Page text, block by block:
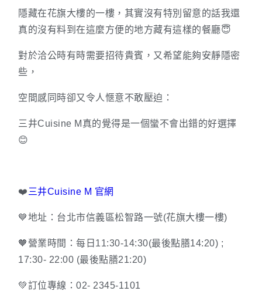
隱藏在花旗大樓的一樓，其實沒有特別留意的話我還
真的沒有料到在這麼方便的地方藏有這樣的餐廳😇
對於洽公時有時需要招待貴賓，又希望能夠安靜隱密
些，
空間感同時卻又令人愜意不敢壓迫：
三井Cuisine M真的覺得是一個蠻不會出錯的好選擇
😊
❤️ 三井Cuisine M 官網
💙地址：台北市信義區松智路一號(花旗大樓一樓)
🧡營業時間：每日11:30-14:30(最後點膳14:20) ;
17:30- 22:00 (最後點膳21:20)
💚訂位專線：02- 2345-1101